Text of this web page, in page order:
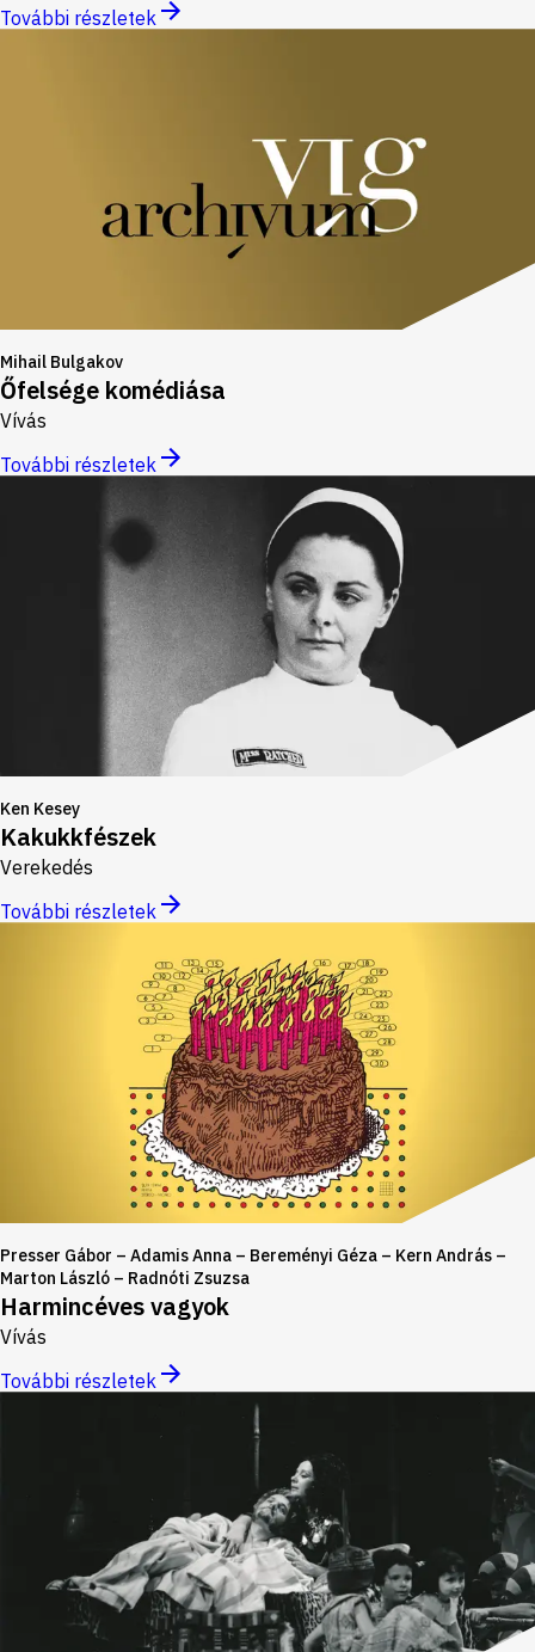
További részletek
Mihail Bulgakov
Őfelsége komédiása
Vívás
További részletek
Ken Kesey
Kakukkfészek
Verekedés
További részletek
Presser Gábor – Adamis Anna – Bereményi Géza – Kern András –
Marton László – Radnóti Zsuzsa
Harmincéves vagyok
Vívás
További részletek